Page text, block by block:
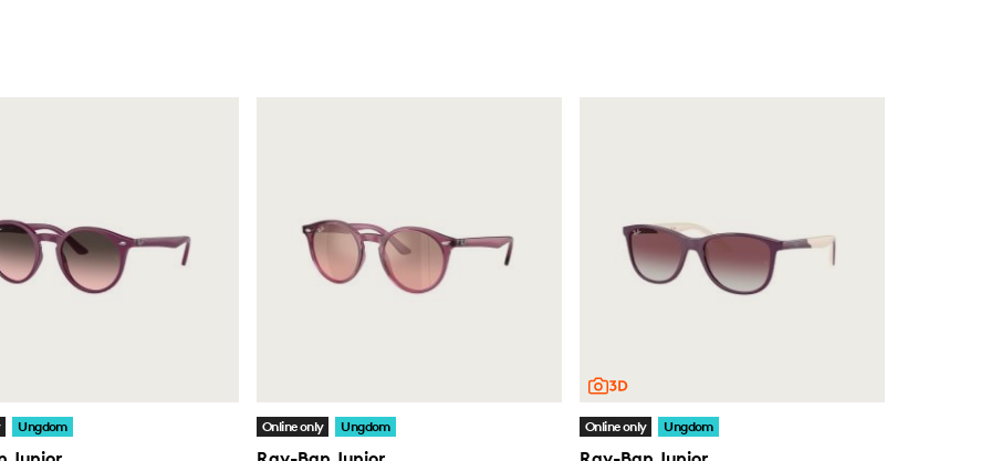
Ungdom Online only Ungdom Online only Ungdom